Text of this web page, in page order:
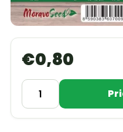
€0,80